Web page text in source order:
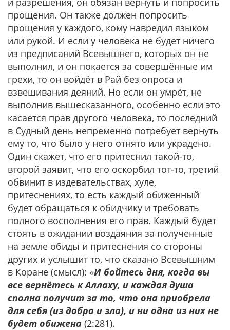
прощения. Он также должен попросить
прощения у каждого, кому навредил языком
или рукой. И если у человека не будет ничего
из предписаний Всевышнего, которых он не
выполнил, и он покается за совершённые им
грехи, то он войдёт в Рай без опроса и
взвешивания деяний. Но если он умрёт, не
выполнив вышесказанного, особенно если это
касается прав другого человека, то последний
в Судный день непременно потребует вернуть
ему то, что было у него отнято или украдено.
Один скажет, что его притеснил такой-то,
второй заявит, что его оскорбил тот-то, третий
обвинит в издевательствах, хуле,
притеснениях, то есть каждый обиженный
будет обращаться к обидчику и требовать
полного восполнения его прав. Каждый будет
стоять в ожидании воздаяния за полученные
на земле обиды и притеснения со стороны
других и услышит то, что сказано Всевышним
в Коране (смысл): «И бойтесь дня, когда вы
все вернётесь к Аллаху, и каждая душа
сполна получит за то, что она приобрела
для себя (из добра и зла), и ни одна из них не
будет обижена (2:281).